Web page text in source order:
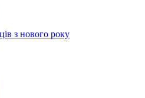
з нового року